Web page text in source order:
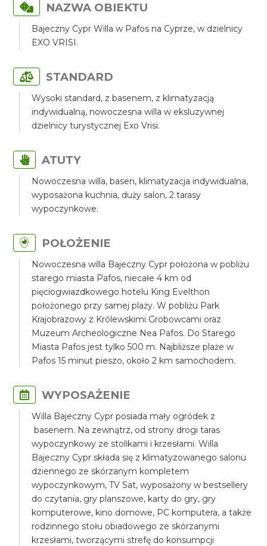
NAZWA OBIEKTU
Bajeczny Cypr Willa w Pafos na Cyprze, w dzielnicy
EXO VRISI.
STANDARD
Wysoki standard, z basenem, z klimatyzacją
indywidualną, nowoczesna willa w eksluzywnej
dzielnicy turystycznej Exo Vrisi.
ATUTY
Nowoczesna willa, basen, klimatyzacja indywidualna,
wyposażona kuchnia, duży salon, 2 tarasy
wypoczynkowe.
POŁOŻENIE
Nowoczesna willa Bajeczny Cypr położona w pobliżu
starego miasta Pafos, niecałe 4 km od
pięciogwiazdkowego hotelu King Evelthon
położonego przy samej plaży. W pobliżu Park
Krajobrazowy z Królewskimi Grobowcami oraz
Muzeum Archeologiczne Nea Pafos. Do Starego
Miasta Pafos jest tylko 500 m. Najbliższe plaże w
Pafos 15 minut pieszo, około 2 km samochodem.
WYPOSAŻENIE
Willa Bajeczny Cypr posiada mały ogródek z
basenem. Na zewnątrz, od strony drogi taras
wypoczynkowy ze stolikami i krzesłami. Willa
Bajeczny Cypr składa się z klimatyzowanego salonu
dziennego ze skórzanym kompletem
wypoczynkowym, TV Sat, wyposażony w bestsellery
do czytania, gry planszowe, karty do gry, gry
komputerowe, kino domowe, PC komputera, a także
rodzinnego stołu obiadowego ze skórzanymi
krzesłami, tworzącymi strefę do konsumpcji